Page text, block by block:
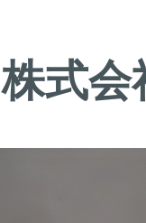
株式会